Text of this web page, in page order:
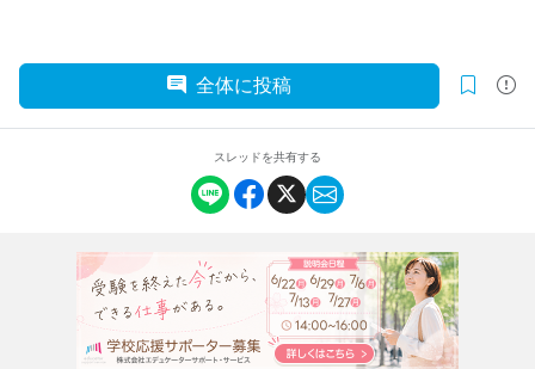
全体に投稿
スレッドを共有する